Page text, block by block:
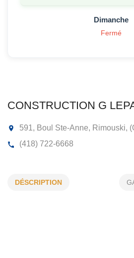
CONSTRUCTION G
DÉSCRIPTION
Dimanche
Fermé